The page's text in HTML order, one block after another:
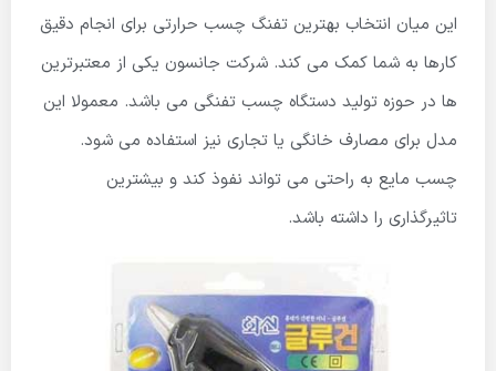
این میان انتخاب بهترین تفنگ چسب حرارتی برای انجام دقیق
کارها به شما کمک می کند. شرکت جانسون یکی از معتبرترین
ها در حوزه تولید دستگاه چسب تفنگی می باشد. معمولا این
مدل برای مصارف خانگی یا تجاری نیز استفاده می شود.
چسب مایع به راحتی می تواند نفوذ کند و بیشترین
تاثیرگذاری را داشته باشد.